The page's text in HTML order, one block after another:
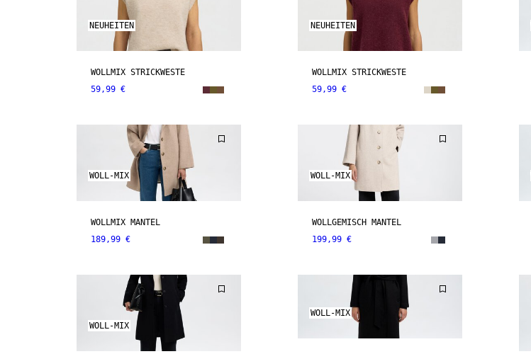
NEUHEITEN
WOLLMIX STRICKWESTE
59,99 €
NEUHEITEN
WOLLMIX STRICKWESTE
59,99 €
WOLL-MIX
WOLLMIX MANTEL
189,99 €
WOLL-MIX
WOLLGEMISCH MANTEL
199,99 €
WOLL-MIX
WOLL-MIX